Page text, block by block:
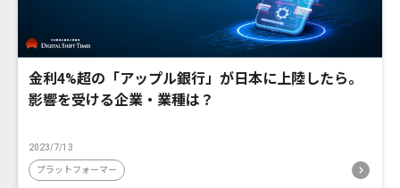
金利4%超の「アップル銀行」が日本に上陸したら。
影響を受ける企業・業種は？
2023/7/13
プラットフォーマー